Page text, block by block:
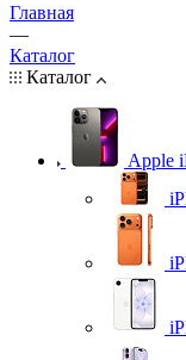
Главная
—
Каталог
Каталог
Apple